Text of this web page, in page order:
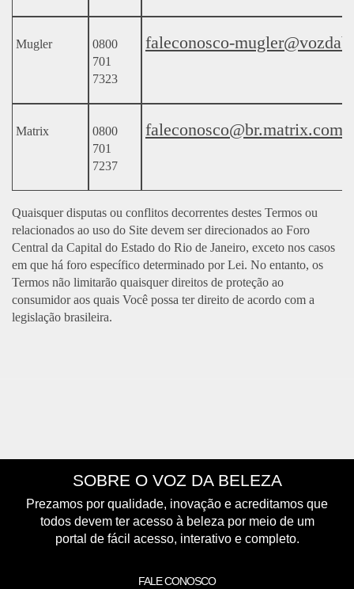
Mugler
0800
701
7323
faleconosco-
Matrix
0800
701
7237
faleconosco@br.matrix.com
Quaisquer disputas ou conflitos decorrentes destes Termos ou
relacionados ao uso do Site devem ser direcionados ao Foro
Central da Capital do Estado do Rio de Janeiro, exceto nos casos
em que há foro específico determinado por Lei. No entanto, os
Termos não limitarão quaisquer direitos de proteção ao
consumidor aos quais Você possa ter direito de acordo com a
legislação brasileira.
SOBRE O VOZ DA BELEZA
Prezamos por qualidade, inovação e acreditamos que
todos devem ter acesso à beleza por meio de um
portal de fácil acesso, interativo e completo.
FALE CONOSCO